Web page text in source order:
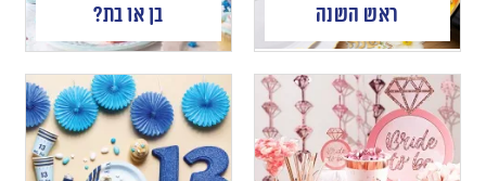
ראש השנה בן או בת?